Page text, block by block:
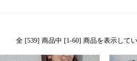
全 [539] 商品中 [1-60] 商品を表示して